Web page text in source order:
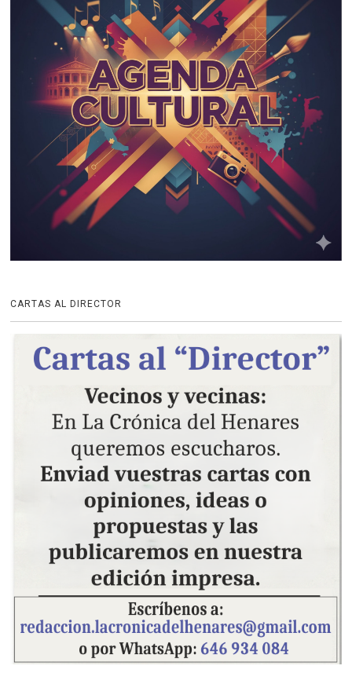
CARTAS AL DIRECTOR